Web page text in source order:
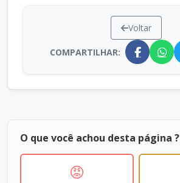
Voltar
COMPARTILHAR:
O que você achou desta página ?
😡